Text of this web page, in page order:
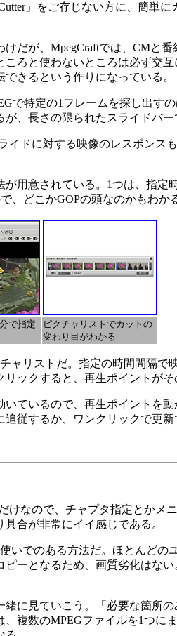
」をご存じない方に、簡単
が、MpegCraftでは、CMと
ろと使わないところは必ず交
きるという作りになっている。
特定の1フレームを探し出す
、長さの限られたスライドバ
ドに対する映像のレスポンス
用意されている。1つは、指定
どこかGOPの頭なのかもわか
で指定
ピクチャリストでカットの
変わり目がわかる
リストだ。指定の時間間隔で
ックすると、再生ポイントがそ
ているので、再生ポイントを
従するか、ワンクリックで更新
なので、チャプタ指定とかメ
合が非常にイイ感じである。
でのある方法だ。ほとんどの
ーとなるため、画質劣化はな
に見ていこう。「必要な箇所の
複数のMPEGファイルを1つに